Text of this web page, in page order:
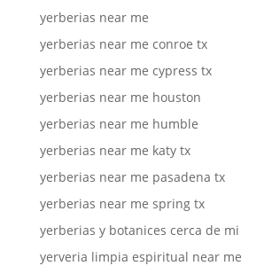
yerberias near me
yerberias near me conroe tx
yerberias near me cypress tx
yerberias near me houston
yerberias near me humble
yerberias near me katy tx
yerberias near me pasadena tx
yerberias near me spring tx
yerberias y botanices cerca de mi
yerveria limpia espiritual near me